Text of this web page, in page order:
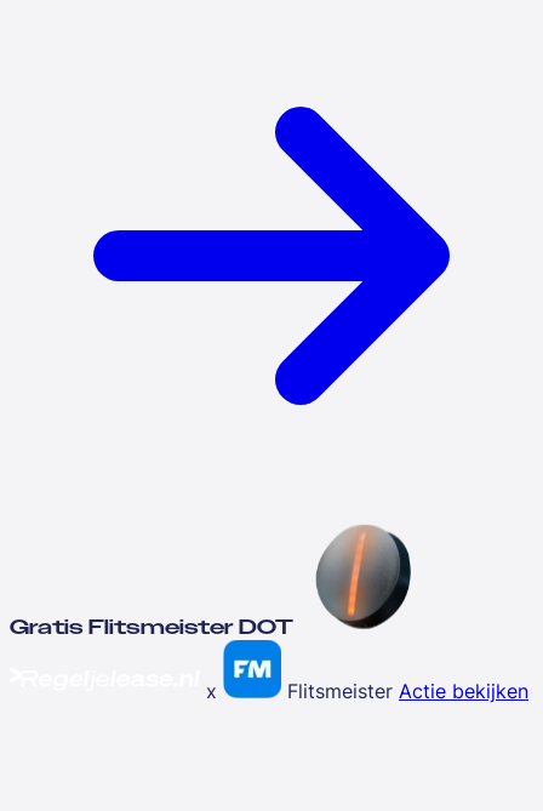
Gratis Flitsmeister DOT
x Flitsmeister Actie bekijken